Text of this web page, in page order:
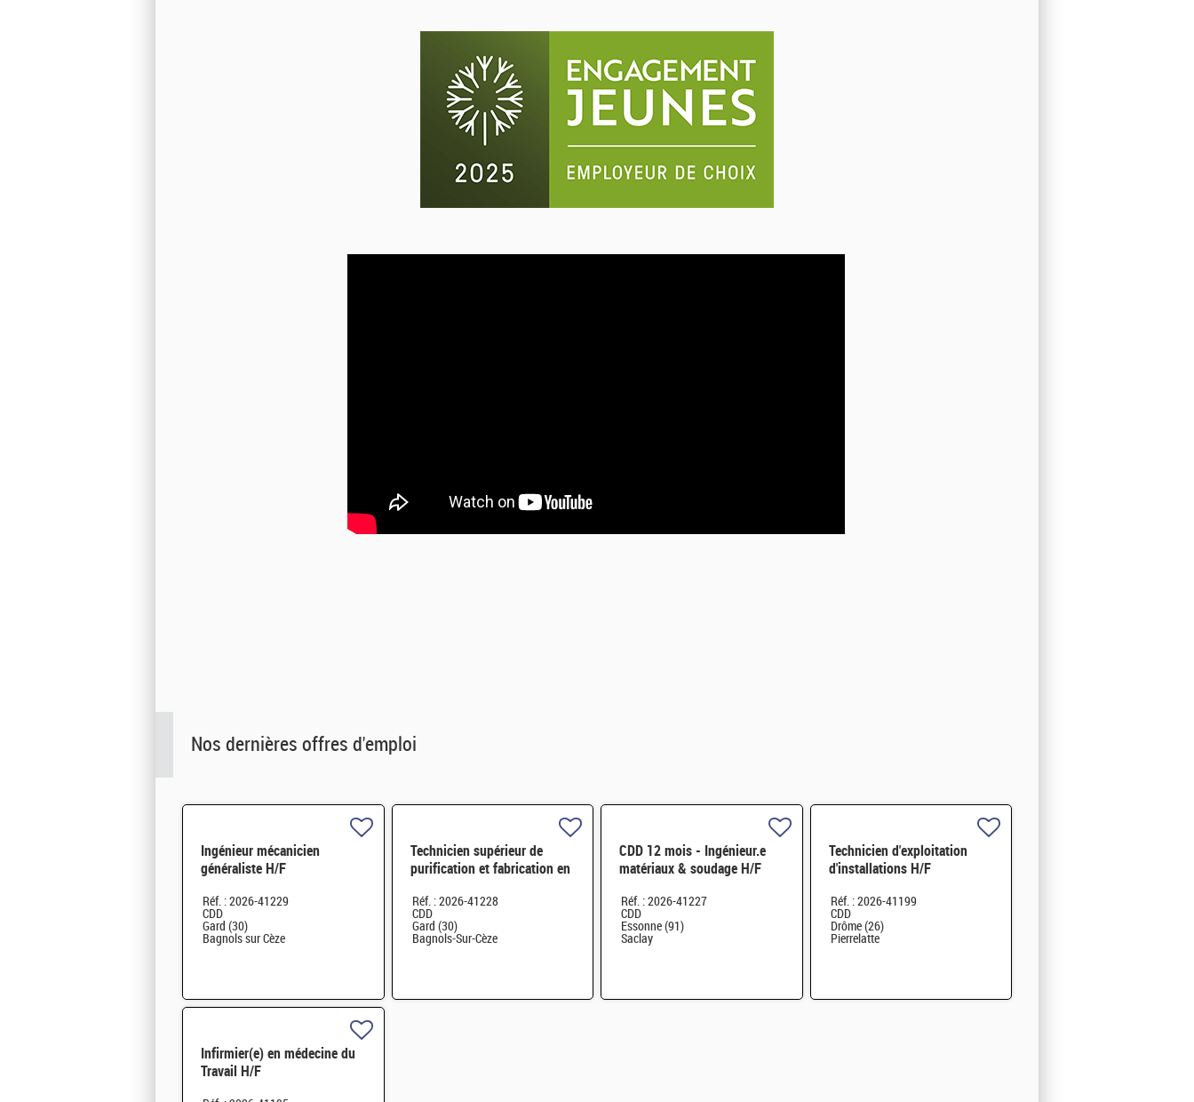
Nos dernières offres d'emploi
Ingénieur mécanicien
généraliste H/F
Réf. : 2026-41229
CDD
Gard (30)
Bagnols sur Cèze
Technicien supérieur de
purification et fabrication en
Réf. : 2026-41228
CDD
Gard (30)
Bagnols-Sur-Cèze
CDD 12 mois - Ingénieur.e
matériaux & soudage H/F
Réf. : 2026-41227
CDD
Essonne (91)
Saclay
Technicien d'exploitation
d'installations H/F
Réf. : 2026-41199
CDD
Drôme (26)
Pierrelatte
Infirmier(e) en médecine du
Travail H/F